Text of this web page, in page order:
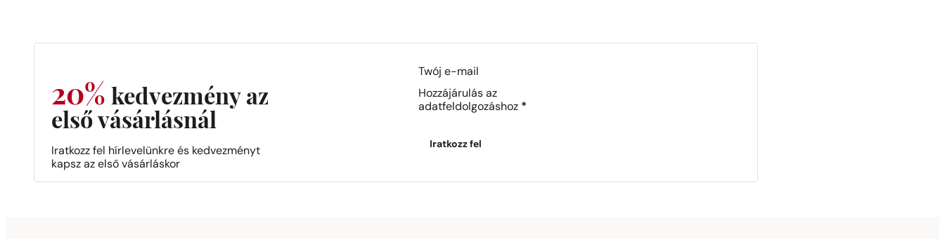
20% kedvezmény az
első vásárlásnál
Iratkozz fel hírlevelünkre és kedvezményt
kapsz az első vásárláskor
Section
Hozzájárulás az
adatfeldolgozáshoz *
Iratkozz fel